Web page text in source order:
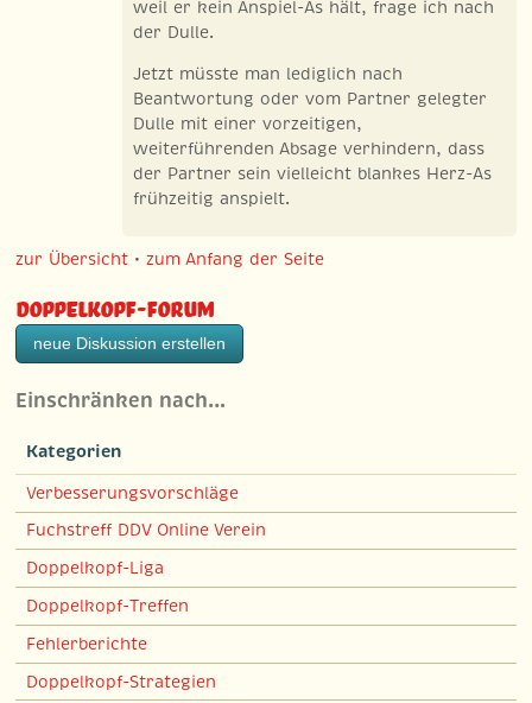
weil er kein Anspiel-As hält, frage ich nach
der Dulle.
Jetzt müsste man lediglich nach
Beantwortung oder vom Partner gelegter
Dulle mit einer vorzeitigen,
weiterführenden Absage verhindern, dass
der Partner sein vielleicht blankes Herz-As
frühzeitig anspielt.
zur Übersicht •zum Anfang der Seite
Doppelkopf-Forum
neue Diskussion erstellen
Einschränken nach…
Kategorien
Verbesserungsvorschläge
Fuchstreff DDV Online Verein
Doppelkopf-Liga
Doppelkopf-Treffen
Fehlerberichte
Doppelkopf-Strategien